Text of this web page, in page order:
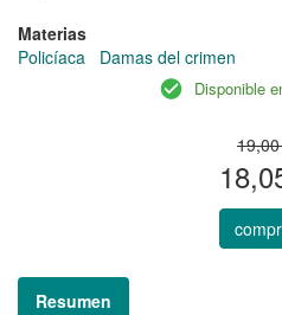
Materias
Policíaca
Damas del crimen
Disponible
Resumen